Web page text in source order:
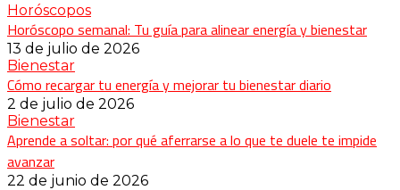
Horóscopos
Horóscopo semanal: Tu guía para alinear energía y bienestar
13 de julio de 2026
Bienestar
Cómo recargar tu energía y mejorar tu bienestar diario
2 de julio de 2026
Bienestar
Aprende a soltar: por qué aferrarse a lo que te duele te impide
avanzar
22 de junio de 2026